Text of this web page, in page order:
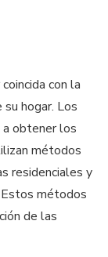
con la
hogar. Los
a obtener los
métodos
residenciales y
métodos
de las